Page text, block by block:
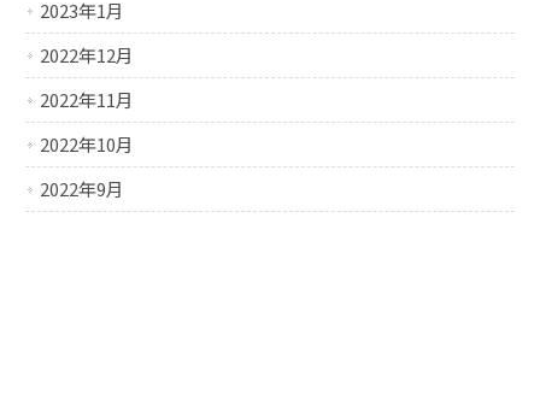
2023年1月
2022年12月
2022年11月
2022年10月
2022年9月